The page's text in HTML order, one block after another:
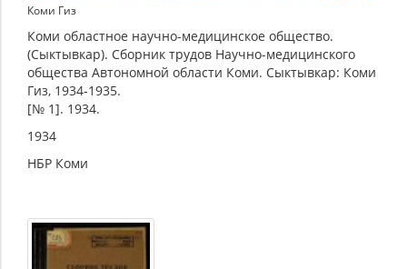
Коми Гиз
Коми областное научно-медицинское общество.
(Сыктывкар). Сборник трудов Научно-медицинского
общества Автономной области Коми. Сыктывкар: Коми
Гиз, 1934-1935.
[№ 1]. 1934.
1934
НБР Коми